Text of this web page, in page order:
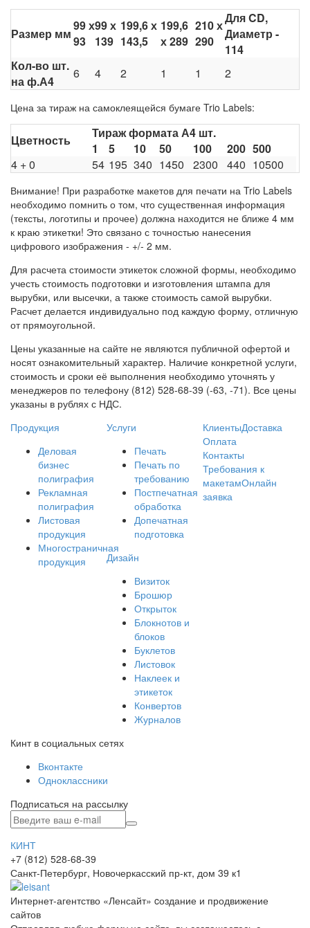
Размер мм
99 х
93
99 х
139
199,6 х
143,5
199,6
х 289
210 х
290
Для CD,
Диаметр -
114
Кол-во шт.
на ф.А4
6 4 2 1 1 2
Цена за тираж на самоклеящейся бумаге Trio Labels:
Цветность
Тираж формата А4 шт.
1
5 10 50 100 200 500
4 + 0
54 195 340 1450 2300 440 10500
Внимание! При разработке макетов для печати на Trio Labels
необходимо помнить о том, что существенная информация
(тексты, логотипы и прочее) должна находится не ближе 4 мм
к краю этикетки! Это связано с точностью нанесения
цифрового изображения - +/- 2 мм.
Для расчета стоимости этикеток сложной формы, необходимо
учесть стоимость подготовки и изготовления штампа для
вырубки, или высечки, а также стоимость самой вырубки.
Расчет делается индивидуально под каждую форму, отличную
от прямоугольной.
Цены указанные на сайте не являются публичной офертой и
носят ознакомительный характер. Наличие конкретной услуги,
стоимость и сроки её выполнения необходимо уточнять у
менеджеров по телефону (812) 528-68-39 (-63, -71). Все цены
указаны в рублях с НДС.
Продукция
Деловая
бизнес
полиграфия
Рекламная
полиграфия
Листовая
продукция
Многостраничная
продукция
Услуги
Печать
Печать по
требованию
Постпечатная
обработка
Допечатная
подготовка
Дизайн
Визиток
Брошюр
Открыток
Блокнотов и
блоков
Буклетов
Листовок
Наклеек и
этикеток
Конвертов
Журналов
КлиентыДоставка
Оплата
Контакты
Требования к
макетамОнлайн
заявка
Кинт в социальных сетях
Вконтакте
Одноклассники
Подписаться на рассылку
КИНТ
+7 (812) 528-68-39
Санкт-Петербург, Новочеркасский пр-кт, дом 39 к1
Интернет-агентство «Ленсайт» cоздание и продвижение
сайтов